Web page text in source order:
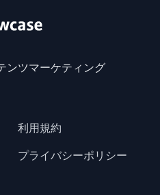
ンツマーケティング
利用規約
プライバシーポリシー